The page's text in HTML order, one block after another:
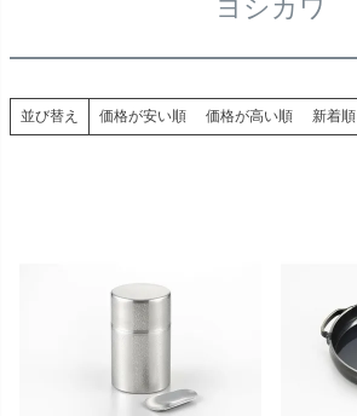
ヨシカワ
並び替え 価格が安い順 価格が高い順 新着順